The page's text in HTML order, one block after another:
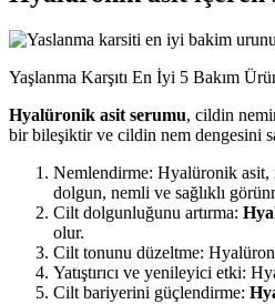
Yaşlanma Karşıtı En İyi 5 Bakım
Hyalüronik asit serumu, cildin
bir bileşiktir ve cildin nem dengesini
Nemlendirme: Hyalüronik asit,
dolgun, nemli ve sağlıklı
Cilt dolgunluğunu artırma:
olur.
Cilt tonunu düzeltme:
Yatıştırıcı ve yenileyici etki:
Cilt bariyerini güçlendirme: